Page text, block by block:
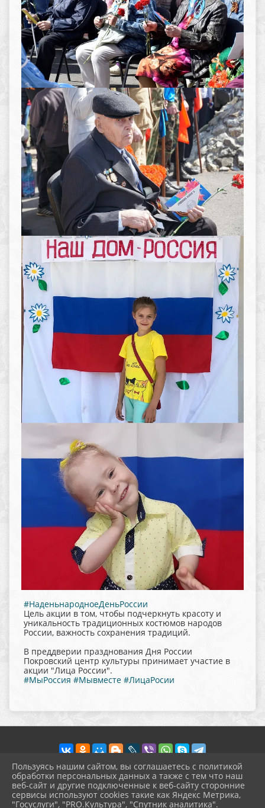
#НаденьнародноеДеньРоссии
Цель акции в том, чтобы подчеркнуть красоту и
уникальность традиционных костюмов народов
России, важность сохранения традиций.
В преддверии празднования Дня России
Покровский центр культуры принимает участие в
акции "Лица России".
#МыРоссия #Мывместе #ЛицаРосии
2026 г. pokrov-ck.ru
Вход
Пользуясь нашим сайтом, вы соглашаетесь с политикой
обработки персональных данных а также с тем что наш
веб-сайт и другие подключенные к веб-сайту сторонние
сервисы используют cookies такие как Яндекс Метрика,
"Госуслуги", "PRO.Культура", "Спутник аналитика".